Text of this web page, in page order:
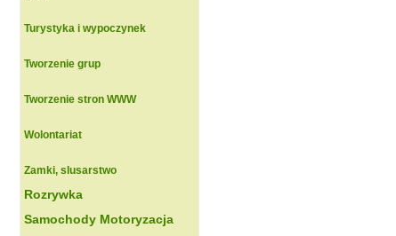
Turystyka i wypoczynek
Tworzenie grup
Tworzenie stron WWW
Wolontariat
Zamki, slusarstwo
Rozrywka
Samochody Motoryzacja